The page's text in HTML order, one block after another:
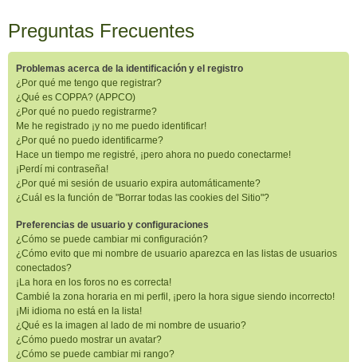
Preguntas Frecuentes
Problemas acerca de la identificación y el registro
¿Por qué me tengo que registrar?
¿Qué es COPPA? (APPCO)
¿Por qué no puedo registrarme?
Me he registrado ¡y no me puedo identificar!
¿Por qué no puedo identificarme?
Hace un tiempo me registré, ¡pero ahora no puedo conectarme!
¡Perdí mi contraseña!
¿Por qué mi sesión de usuario expira automáticamente?
¿Cuál es la función de "Borrar todas las cookies del Sitio"?
Preferencias de usuario y configuraciones
¿Cómo se puede cambiar mi configuración?
¿Cómo evito que mi nombre de usuario aparezca en las listas de usuarios
conectados?
¡La hora en los foros no es correcta!
Cambié la zona horaria en mi perfil, ¡pero la hora sigue siendo incorrecto!
¡Mi idioma no está en la lista!
¿Qué es la imagen al lado de mi nombre de usuario?
¿Cómo puedo mostrar un avatar?
¿Cómo se puede cambiar mi rango?